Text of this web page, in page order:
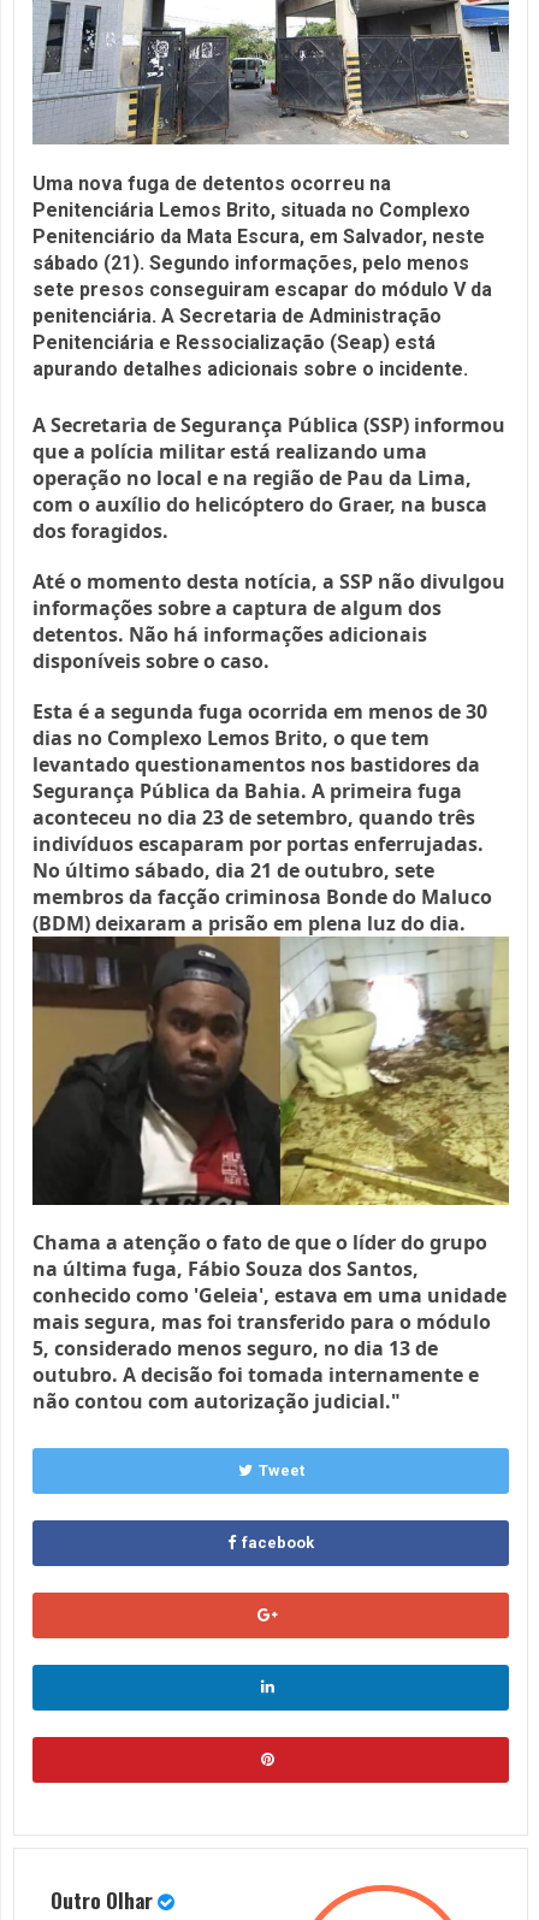
Uma nova fuga de detentos ocorreu na
Penitenciária Lemos Brito, situada no Complexo
Penitenciário da Mata Escura, em Salvador, neste
sábado (21). Segundo informações, pelo menos
sete presos conseguiram escapar do módulo V da
penitenciária. A Secretaria de Administração
Penitenciária e Ressocialização (Seap) está
apurando detalhes adicionais sobre o incidente.
A Secretaria de Segurança Pública (SSP) informou
que a polícia militar está realizando uma
operação no local e na região de Pau da Lima,
com o auxílio do helicóptero do Graer, na busca
dos foragidos.
Até o momento desta notícia, a SSP não divulgou
informações sobre a captura de algum dos
detentos. Não há informações adicionais
disponíveis sobre o caso.
Esta é a segunda fuga ocorrida em menos de 30
dias no Complexo Lemos Brito, o que tem
levantado questionamentos nos bastidores da
Segurança Pública da Bahia. A primeira fuga
aconteceu no dia 23 de setembro, quando três
indivíduos escaparam por portas enferrujadas.
No último sábado, dia 21 de outubro, sete
membros da facção criminosa Bonde do Maluco
(BDM) deixaram a prisão em plena luz do dia.
Chama a atenção o fato de que o líder do grupo
na última fuga, Fábio Souza dos Santos,
conhecido como 'Geleia', estava em uma unidade
mais segura, mas foi transferido para o módulo
5, considerado menos seguro, no dia 13 de
outubro. A decisão foi tomada internamente e
não contou com autorização judicial."
Tweet
facebook
Outro Olhar